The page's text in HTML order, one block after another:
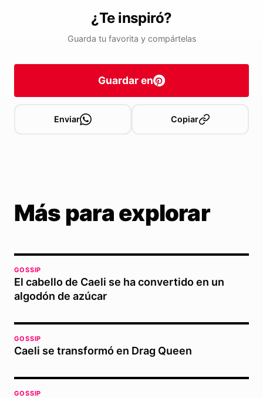
¿Te inspiró?
Guarda tu favorita y compártelas
Guardar en
Enviar Copiar
Más para explorar
GOSSIP
El cabello de Caeli se ha convertido en un
algodón de azúcar
GOSSIP
Caeli se transformó en Drag Queen
GOSSIP